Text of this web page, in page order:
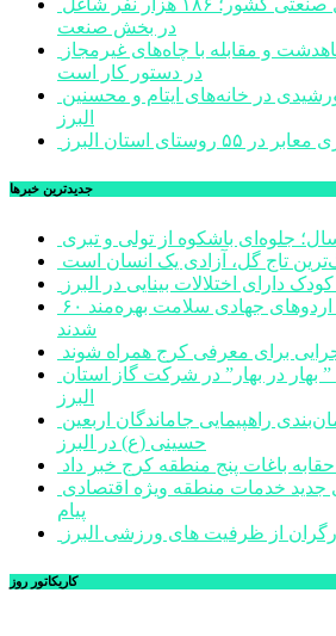
در بخش صنعت
در دستور کار است
البرز
استان البرز
جديدترين خبرها
جلوه‌ای باشکوه از تولی و تبری
تاج گل، آزادی یک انسان است
۶۰ هزار البرزی از خدمات اردوهای جهادی سلامت بهره‌مند
شدند
برای معرفی کرج همراه شوند
البرز
حسینی (ع) در البرز
باغات پنج منطقه کرج خبر داد
پیام
از ظرفیت های ورزشی البرز
کاریکاتور روز